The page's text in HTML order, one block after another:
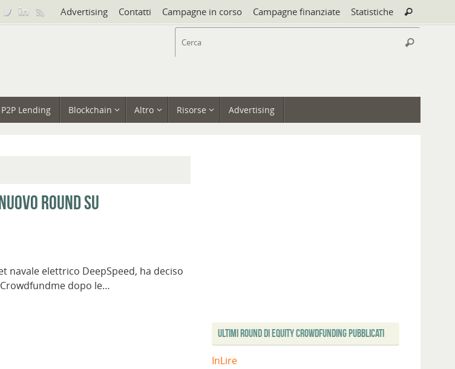
Advertising Contatti Campagne in corso Campagne finanziate Statistiche Cerca
Cerca
P2P Lending Blockchain Altro Risorse Advertising
round su
navale elettrico DeepSpeed, ha deciso
dopo le…
Ultimi Round di Equity Crowdfunding Pubblicati
InLire